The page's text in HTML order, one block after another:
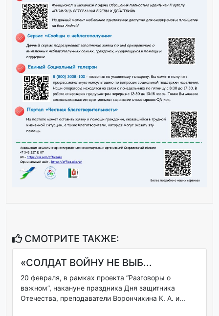
СМОТРИТЕ ТАКЖЕ:
«СОЛДАТ ВОЙНУ НЕ ВЫБ...
20 февраля, в рамках проекта “Разговоры о
важном”, накануне праздника Дня защитника
Отечества, преподаватели Ворончихина К. А. и...